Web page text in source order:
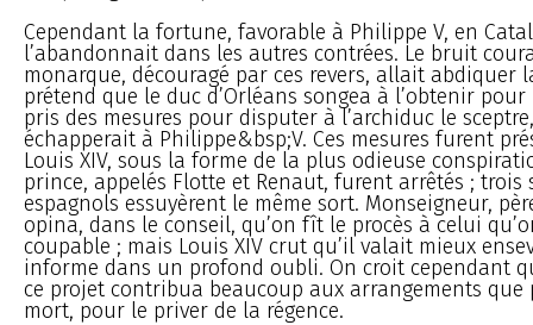
Cependant la fortune, favorable à Philippe V, en
l’abandonnait dans les autres contrées. Le bruit
monarque, découragé par ces revers, allait abdiquer
prétend que le duc d’Orléans songea à l’obtenir
pris des mesures pour disputer à l’archiduc le
échapperait à Philippe&bsp;V. Ces mesures furent
Louis XIV, sous la forme de la plus odieuse
prince, appelés Flotte et Renaut, furent arrêtés ; trois
espagnols essuyèrent le même sort. Monseigneur,
opina, dans le conseil, qu’on fît le procès à celui
coupable ; mais Louis XIV crut qu’il valait mieux
informe dans un profond oubli. On croit cependant
ce projet contribua beaucoup aux arrangements que
mort, pour le priver de la régence.